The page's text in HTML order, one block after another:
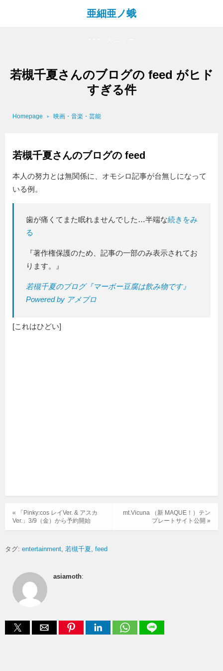
亜細亜ノ蛾
若槻千夏さんのブログの feed がヒド
すぎる件
Homepage 映画・音楽・芸能
若槻千夏さんのブログの feed
本人の努力とは無関係に、オモシロ記事が台無しになって
いる例。
歯が痛くてまた眠れませんでした…半端な続きをみ
る
『著作権保護のため、記事の一部のみ表示されてお
ります。』
若槻千夏のブログ『マーボー豆腐は飲み物です』
Powered by アメブロ
[これはひどい]
mt.Vicuna （新 MAQUE！）テン
プレートサイト公開 »
« 「Pinky:cos レイVer. & アスカ
Ver.」3/9（金）から予約開始
タグ: entertainment 若槻千夏 feed
asiamoth: